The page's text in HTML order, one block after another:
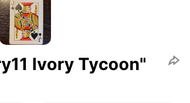
Ivory Tycoon"